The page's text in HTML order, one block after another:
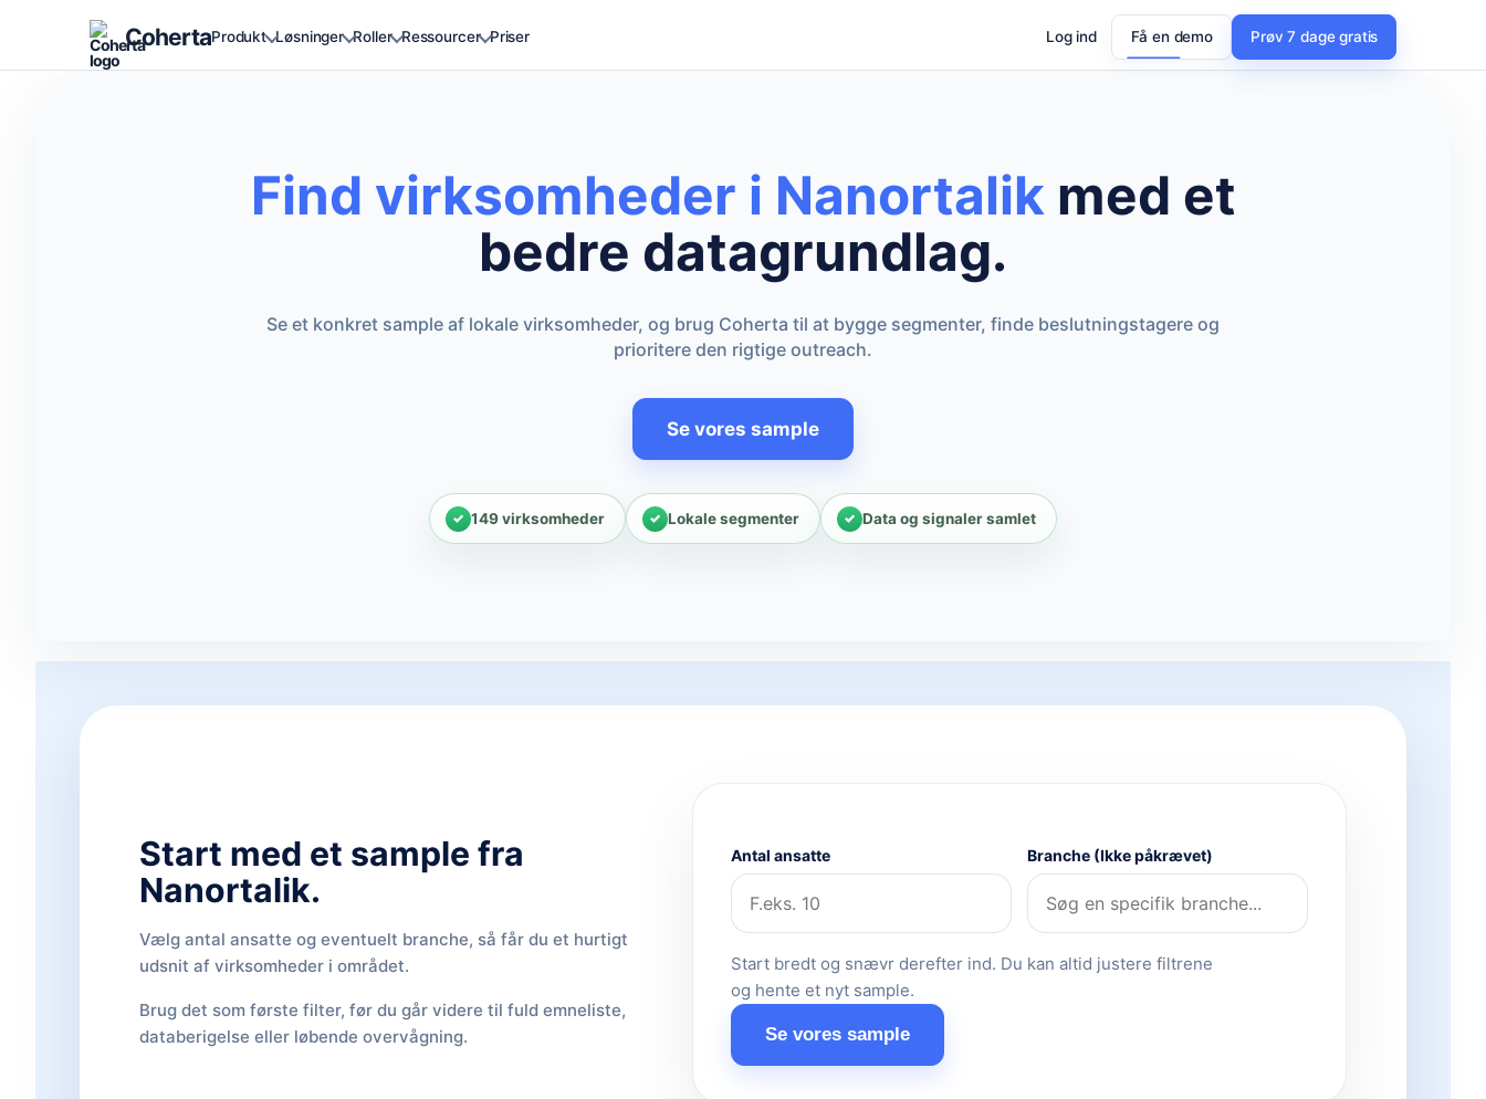
CohertaProdukt Løsninger Roller Ressourcer Priser Log ind Få en demo Prøv 7 dage gratis
Find virksomheder i Nanortalikmed et
bedre datagrundlag.
Se et konkret sample af lokale virksomheder, og brug Coherta til at bygge segmenter, finde beslutningstagere og
prioritere den rigtige outreach.
Se vores sample
149 virksomheder Lokale segmenter Data og signaler samlet
Start med et sample fra
Nanortalik.
Vælg antal ansatte og eventuelt branche, så får du et hurtigt
udsnit af virksomheder i området.
Brug det som første filter, før du går videre til fuld emneliste,
databerigelse eller løbende overvågning.
Antal ansatte Branche (Ikke påkrævet)
Start bredt og snævr derefter ind. Du kan altid justere filtrene
og hente et nyt sample.
Se vores sample